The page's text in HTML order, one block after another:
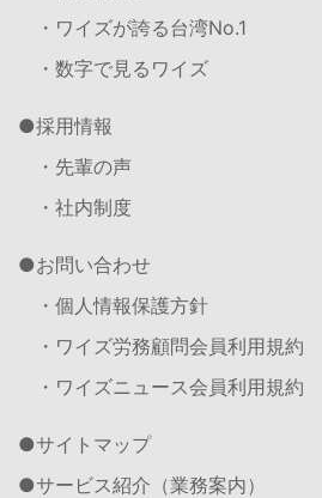
・ワイズが誇る台湾No.1
・数字で見るワイズ
採用情報
・先輩の声
・社内制度
お問い合わせ
・個人情報保護方針
・ワイズ労務顧問会員利用規約
・ワイズニュース会員利用規約
サイトマップ
サービス紹介（業務案内）